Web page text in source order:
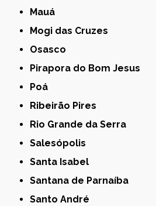
Mauá
Mogi das Cruzes
Osasco
Pirapora do Bom Jesus
Poá
Ribeirão Pires
Rio Grande da Serra
Salesópolis
Santa Isabel
Santana de Parnaíba
Santo André